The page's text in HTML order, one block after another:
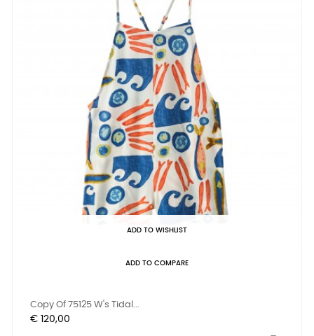
ADD TO WISHLIST
ADD TO COMPARE
Copy Of 75125 W's Tidal...
Prijs
€ 120,00